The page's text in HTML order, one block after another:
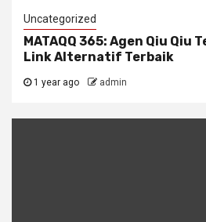
Uncategorized
MATAQQ 365: Agen Qiu Qiu
Link Alternatif Terbaik
1 year ago admin